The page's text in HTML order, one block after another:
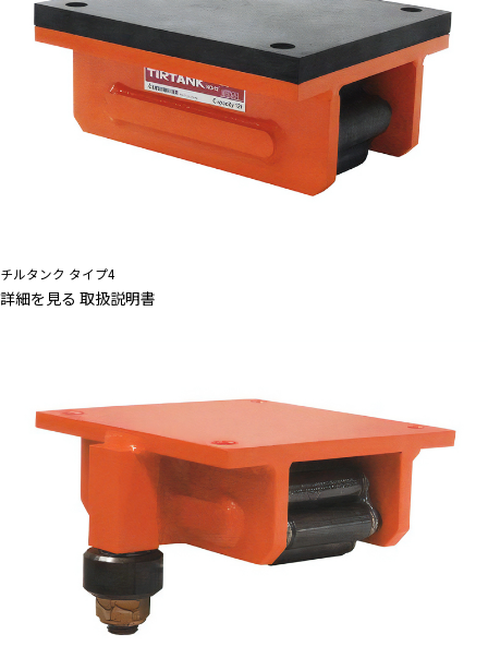
チルタンク タイプ4
詳細を見る 取扱説明書